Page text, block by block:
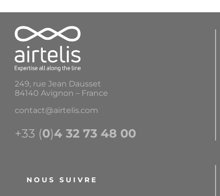
249, rue Jean Dausset
84140 Avignon – France
contact@airtelis.com
+33 (0)4 32 73 48 00
NOUS SUIVRE